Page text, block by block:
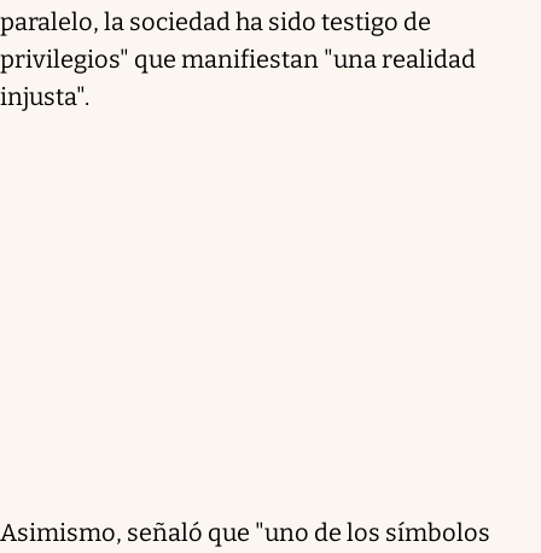
paralelo, la sociedad ha sido testigo de
privilegios" que manifiestan "una realidad
injusta".
Asimismo, señaló que "uno de los símbolos